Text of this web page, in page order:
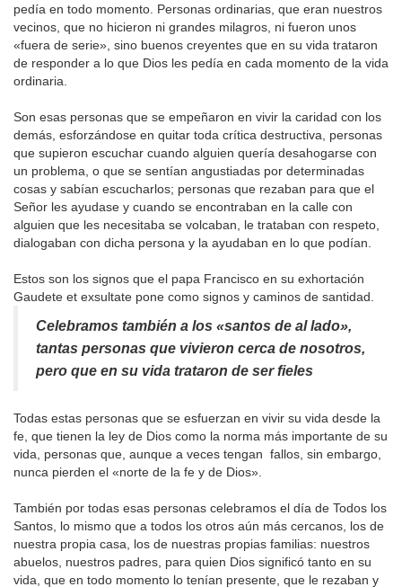
pedía en todo momento. Personas ordinarias, que eran nuestros
vecinos, que no hicieron ni grandes milagros, ni fueron unos
«fuera de serie», sino buenos creyentes que en su vida trataron
de responder a lo que Dios les pedía en cada momento de la vida
ordinaria.
Son esas personas que se empeñaron en vivir la caridad con los
demás, esforzándose en quitar toda crítica destructiva, personas
que supieron escuchar cuando alguien quería desahogarse con
un problema, o que se sentían angustiadas por determinadas
cosas y sabían escucharlos; personas que rezaban para que el
Señor les ayudase y cuando se encontraban en la calle con
alguien que les necesitaba se volcaban, le trataban con respeto,
dialogaban con dicha persona y la ayudaban en lo que podían.
Estos son los signos que el papa Francisco en su exhortación
Gaudete et exsultate pone como signos y caminos de santidad.
Celebramos también a los «santos de al lado»,
tantas personas que vivieron cerca de nosotros,
pero que en su vida trataron de ser fieles
Todas estas personas que se esfuerzan en vivir su vida desde la
fe, que tienen la ley de Dios como la norma más importante de su
vida, personas que, aunque a veces tengan fallos, sin embargo,
nunca pierden el «norte de la fe y de Dios».
También por todas esas personas celebramos el día de Todos los
Santos, lo mismo que a todos los otros aún más cercanos, los de
nuestra propia casa, los de nuestras propias familias: nuestros
abuelos, nuestros padres, para quien Dios significó tanto en su
vida, que en todo momento lo tenían presente, que le rezaban y